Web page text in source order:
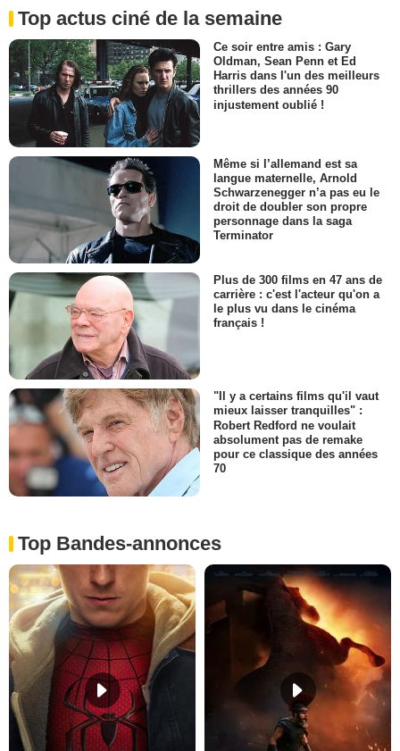
Top actus ciné de la semaine
Ce soir entre amis : Gary
Oldman, Sean Penn et Ed
Harris dans l'un des meilleurs
thrillers des années 90
injustement oublié !
Même si l’allemand est sa
langue maternelle, Arnold
Schwarzenegger n’a pas eu le
droit de doubler son propre
personnage dans la saga
Terminator
Plus de 300 films en 47 ans de
carrière : c'est l'acteur qu'on a
le plus vu dans le cinéma
français !
"Il y a certains films qu'il vaut
mieux laisser tranquilles" :
Robert Redford ne voulait
absolument pas de remake
pour ce classique des années
70
Top Bandes-annonces